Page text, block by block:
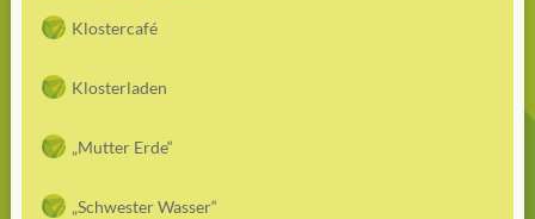
Klostercafé
Klosterladen
„Mutter Erde“
„Schwester Wasser“